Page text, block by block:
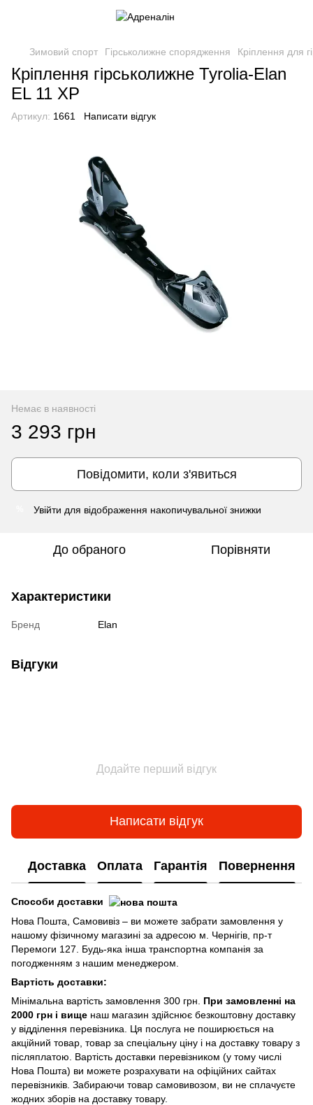
Зимовий спорт Гірськолижне спорядження Кріплення для
Кріплення гірськолижне Tyrolia-Elan
EL 11 XP
Артикул: 1661 Написати відгук
Немає в наявності
3 293 грн
Повідомити, коли з'явиться
Увійти для відображення накопичувальної знижки
До обраного Порівняти
Характеристики
Бренд Elan
Відгуки
Додайте перший відгук
Написати відгук
Доставка Оплата Гарантія Повернення
Способи доставки
Нова Пошта, Самовивіз – ви можете забрати замовлення у
нашому фізичному магазині за адресою м. Чернігів, пр-т
Перемоги 127. Будь-яка інша транспортна компанія за
погодженням з нашим менеджером.
Вартість доставки:
Мінімальна вартість замовлення 300 грн. При замовленні на
2000 грн і вище наш магазин здійснює безкоштовну доставку
у відділення перевізника. Ця послуга не поширюється на
акційний товар, товар за спеціальну ціну і на доставку товару з
післяплатою. Вартість доставки перевізником (у тому числі
Нова Пошта) ви можете розрахувати на офіційних сайтах
перевізників. Забираючи товар самовивозом, ви не сплачуєте
жодних зборів на доставку товару.